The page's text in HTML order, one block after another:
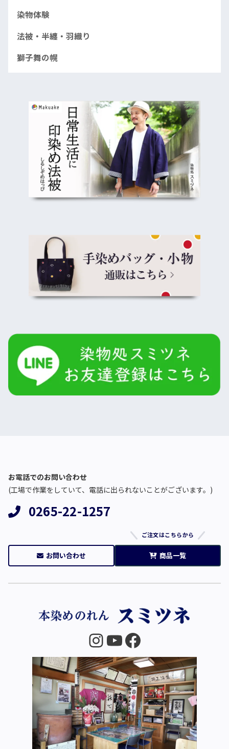
染物体験
法被・半纏・羽織り
獅子舞の幌
お電話でのお問い合わせ
(工場で作業をしていて、電話に出られないことがございます。)
0265-22-1257
お問い合わせ
ご注文はこちらから
商品一覧